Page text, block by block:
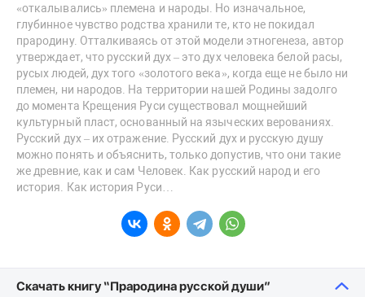
«откалывались» племена и народы. Но изначальное,
глубинное чувство родства хранили те, кто не покидал
прародину. Отталкиваясь от этой модели этногенеза, автор
утверждает, что русский дух – это дух человека белой расы,
русых людей, дух того «золотого века», когда еще не было ни
племен, ни народов. На территории нашей Родины задолго
до момента Крещения Руси существовал мощнейший
культурный пласт, основанный на языческих верованиях.
Русский дух – их отражение. Русский дух и русскую душу
можно понять и объяснить, только допустив, что они такие
же древние, как и сам Человек. Как русский народ и его
история. Как история Руси…
Скачать книгу “Прародина русской души”